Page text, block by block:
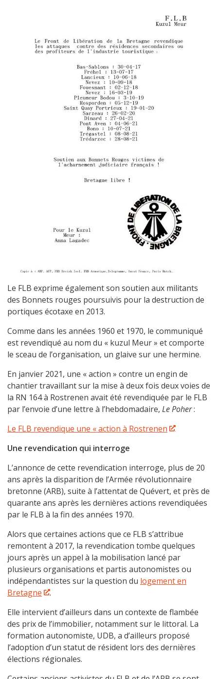
Le FLB exprime également son soutien aux militants
des Bonnets rouges poursuivis pour la destruction de
portiques écotaxe en 2013.
Comme dans les années 1960 et 1970, le communiqué
est revendiqué au nom du « kuzul Meur » et comporte
le sceau de l’organisation, un glaive sur une hermine.
En janvier 2021, une « action » contre un engin de
chantier travaillant sur la mise à deux fois deux voies de
la RN 164 à Rostrenen avait été revendiquée par le FLB
par l’envoie d’une lettre à l’hebdomadaire, Le Poher:
Le FLB revendique une « action à Rostrenen
Une revendication qui interroge
L’annonce de cette revendication interroge, plus de 20
ans après la disparition de l’Armée révolutionnaire
bretonne (ARB), suite à l’attentat de Quévert, et près de
quarante ans après les dernières actions revendiquées
par le FLB à la fin des années 1970.
Alors que certaines actions que ce FLB s’attribue
remontent à 2017, la revendication tombe quelques
jours après un appel à la mobilisation lancé par
plusieurs organisations et partis autonomistes ou
indépendantistes sur la question du logement en
Bretagne
.
Elle intervient d’ailleurs dans un contexte de flambée
des prix de l’immobilier, notamment sur le littoral. La
formation autonomiste, UDB, a d’ailleurs proposé
l’adoption d’un statut de résident lors des dernières
élections régionales.